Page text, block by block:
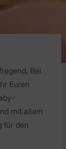
Bei
Euren
mit allem
für den